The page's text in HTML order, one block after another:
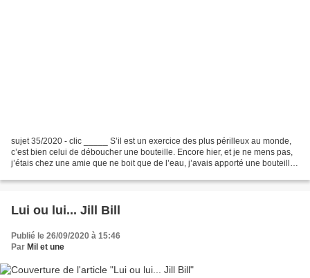
sujet 35/2020 - clic _____ S’il est un exercice des plus périlleux au monde,
c’est bien celui de déboucher une bouteille. Encore hier, et je ne mens pas,
j’étais chez une amie que ne boit que de l’eau, j’avais apporté une bouteille
Lui ou lui... Jill Bill
Publié le 26/09/2020 à 15:46
Par Mil et une